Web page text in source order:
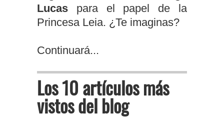
Lucas para el papel de la
Princesa Leia. ¿Te imaginas?
Continuará...
Los 10 artículos más
vistos del blog